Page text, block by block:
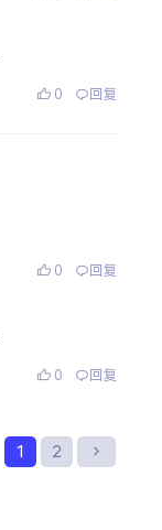
0 回复
0 回复
0 回复
1 2